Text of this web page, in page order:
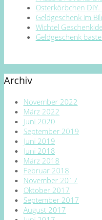
Osterkörbchen
Geldgeschenk im
Wichtel
Geldgeschenk
Archiv
November 2022
März 2022
Juni 2020
September 2019
Juni 2019
Juni 2018
März 2018
Februar 2018
November 2017
Oktober 2017
September 2017
August 2017